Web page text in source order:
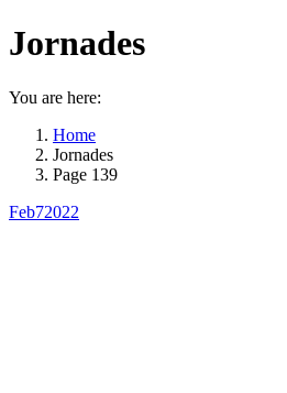
Jornades
You are here:
Home
Jornades
Page 139
Feb72022